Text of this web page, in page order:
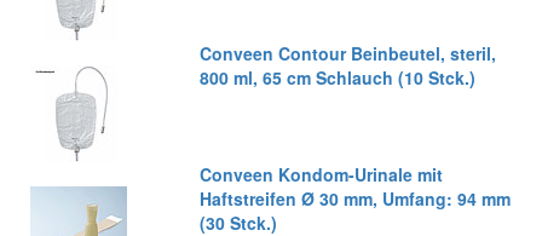
Conveen Contour Beinbeutel, steril,
800 ml, 65 cm Schlauch (10 Stck.)
Conveen Kondom-Urinale mit
Haftstreifen Ø 30 mm, Umfang: 94 mm
(30 Stck.)